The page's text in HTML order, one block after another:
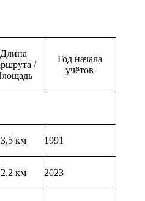
Длина
/
Год начала
учётов
3,5 км 1991
2,2 км 2023